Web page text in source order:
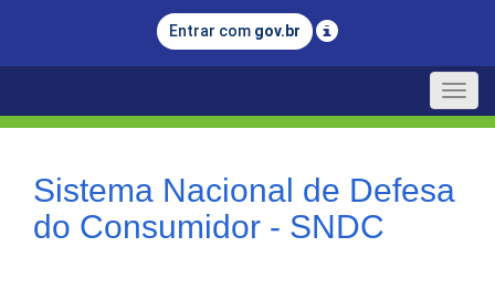
Legislação
Entrar com gov.br
Toggle
Sistema Nacional de Defesa
do Consumidor - SNDC